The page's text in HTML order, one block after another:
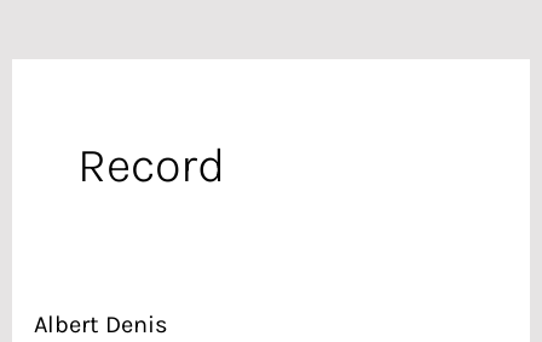
Record
Albert Denis